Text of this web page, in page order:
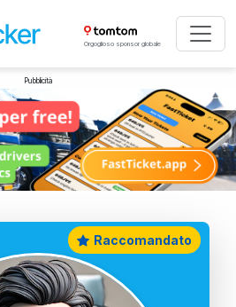
Orgoglioso sponsor globale
Pubblicità
Raccomandato